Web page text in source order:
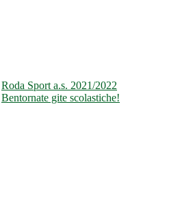
Roda Sport a.s. 2021/2022
Bentornate gite scolastiche!